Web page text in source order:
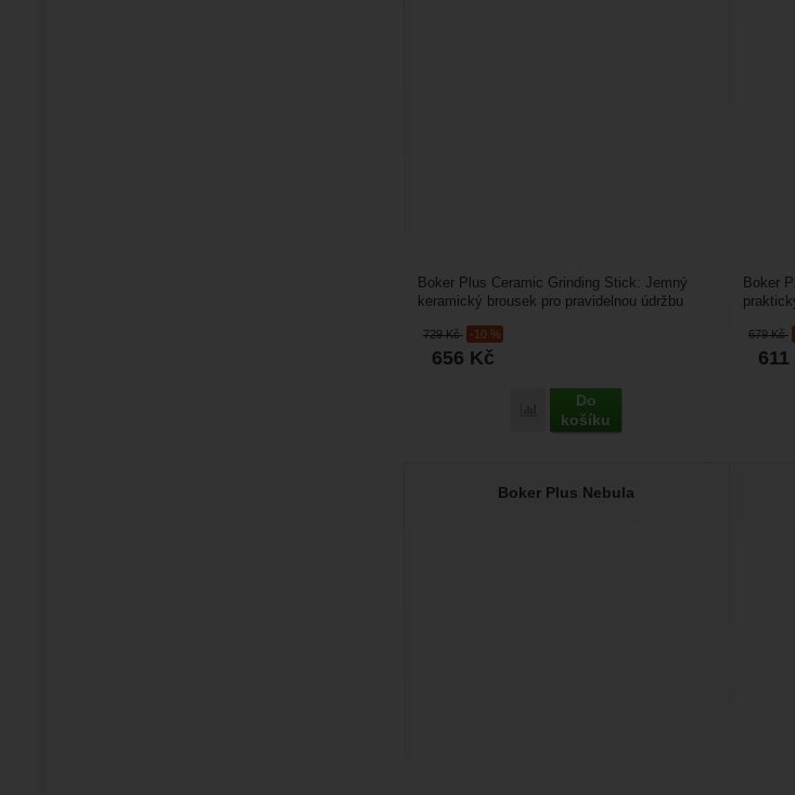
729Kč -10 %
656 Kč
Přidat 'Boker Plus Ceramic Grinding
Do
košíku
Boker Plus Ceramic Grinding Stick: Jemný
keramický brousek pro pravidelnou údržbu
679Kč
611
Boker
Boker Plus Nebula